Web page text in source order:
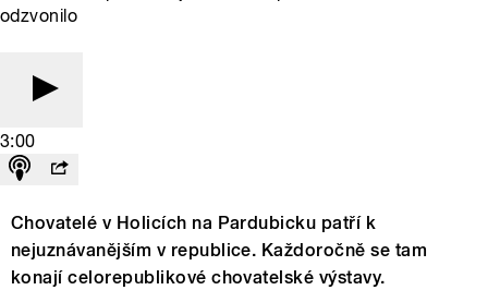
odzvonilo
3:00
Chovatelé v Holicích na Pardubicku patří k
nejuznávanějším v republice. Každoročně se tam
konají celorepublikové chovatelské výstavy.